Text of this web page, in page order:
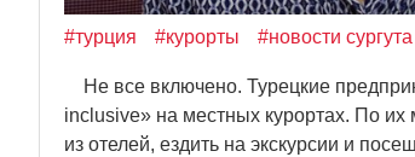
#турция #курорты #новости сургута
Не все включено. Турецкие
inclusive» на местных курортах. По их
из отелей, ездить на экскурсии и